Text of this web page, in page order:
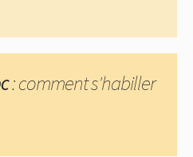
: comment s'habiller